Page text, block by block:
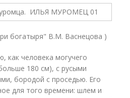
богатыря" В.М. Васнецова )
человека могучего
180 см), с русыми
бородой с проседью. Его
для того времени: шлем и